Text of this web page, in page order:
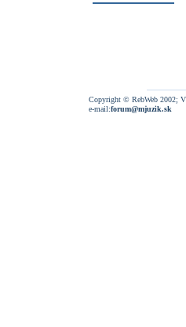
Copyright © RebWeb 2002;
e-mail:forum@mjuzik.sk